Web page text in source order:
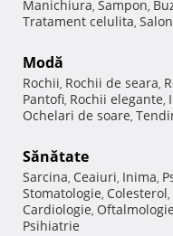
Manichiura, Sampon,
Tratament celulita,
Modă
Rochii, Rochii de seara,
Pantofi, Rochii elegante,
Ochelari de soare,
Sănătate
Sarcina, Ceaiuri, Inima,
Stomatologie, Colesterol,
Cardiologie, Oftalmologie
Psihiatrie